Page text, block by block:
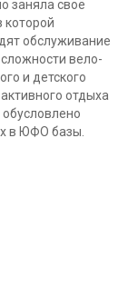
заняла своё
которой
обслуживание
вело-
и детского
отдыха
в ЮФО базы.